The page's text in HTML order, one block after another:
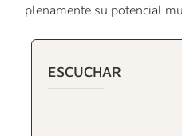
plenamente su potencial
ESCUCHAR